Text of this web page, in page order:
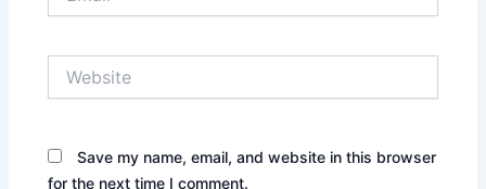
Save my name, email, and website in this browser
for the next time I comment.